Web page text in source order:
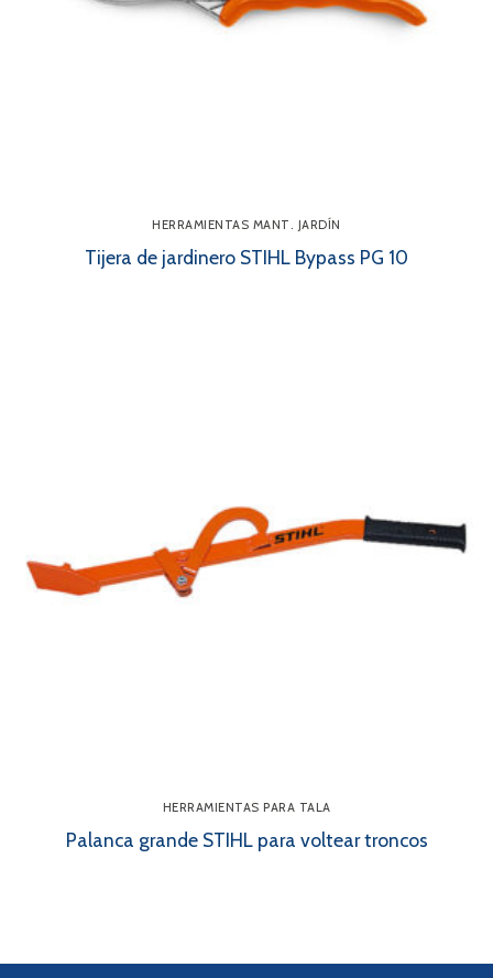
HERRAMIENTAS MANT. JARDÍN
Tijera de jardinero STIHL Bypass PG 10
HERRAMIENTAS PARA TALA
Palanca grande STIHL para voltear troncos